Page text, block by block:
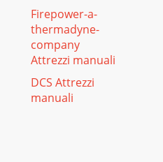
Firepower-a-
thermadyne-
company
Attrezzi manuali
DCS Attrezzi
manuali